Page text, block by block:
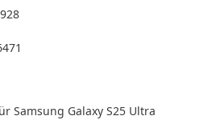
Samsung Galaxy S25 Ultra